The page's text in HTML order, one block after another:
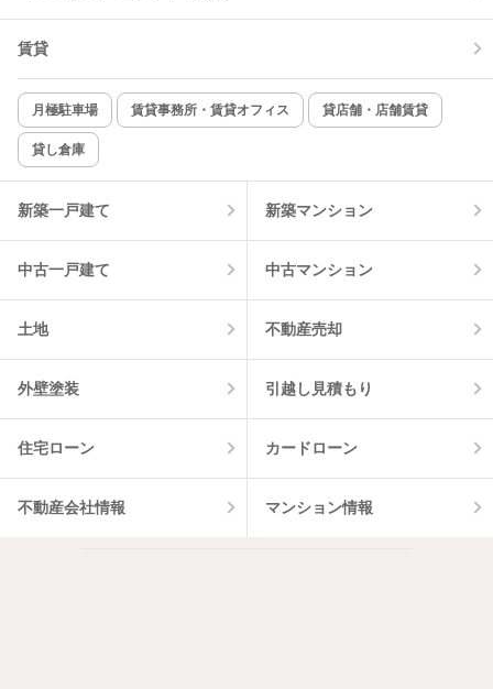
賃貸
月極駐車場 賃貸事務所・賃貸オフィス 貸店舗・店舗賃貸
貸し倉庫
新築一戸建て 新築マンション
中古一戸建て 中古マンション
土地 不動産売却
外壁塗装 引越し見積もり
住宅ローン カードローン
不動産会社情報 マンション情報